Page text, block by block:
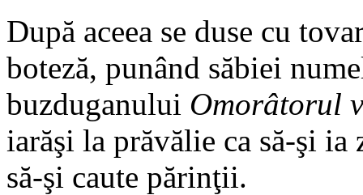
După aceea se duse cu
boteză, punând săbiei
buzduganului Omorâtorul
iarăşi la prăvălie ca să-şi
să-şi caute părinţii.